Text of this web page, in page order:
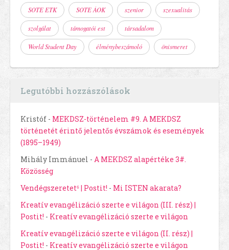
SOTE ETK SOTE ÁOK szenior szexualitás
szolgálat támogatói est társadalom
World Student Day élménybeszámoló önismeret
Legutóbbi hozzászólások
Kristóf - MEKDSZ-történelem #9. A MEKDSZ
történetét érintő jelentős évszámok és események
(1895–1949)
Mihály Immánuel - A MEKDSZ alapértéke 3#.
Közösség
Vendégszeretet⁶ | Postit! - Mi ISTEN akarata?
Kreatív evangélizáció szerte e világon (III. rész) |
Postit! - Kreatív evangélizáció szerte e világon
Kreatív evangélizáció szerte e világon (II. rész) |
Postit! - Kreatív evangélizáció szerte e világon